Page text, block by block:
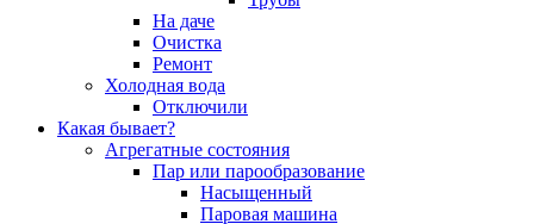
На даче
Очистка
Ремонт
Холодная вода
Отключили
Какая бывает?
Агрегатные состояния
Пар или парообразование
Насыщенный
Паровая машина